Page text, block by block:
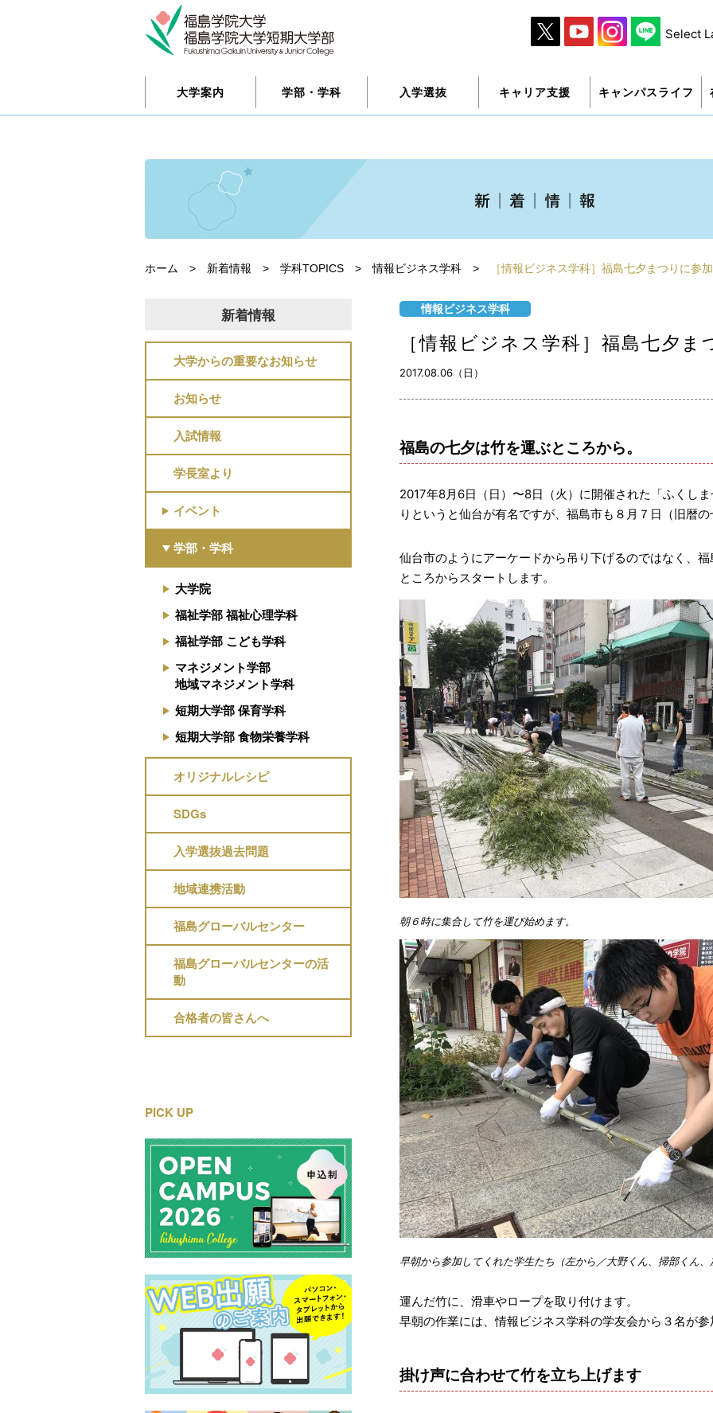
Select
大学案内 学部・学科 入学選抜 キャリア支援 キャンパスライフ
ホーム > 新着情報 > 学科TOPICS >情報ビジネス学科 > ［情報ビジネス学科］福島七夕まつりに参
新着情報
大学からの重要なお知らせ
お知らせ
入試情報
学長室より
イベント
学部・学科
大学院
福祉学部 福祉心理学科
福祉学部 こども学科
マネジメント学部
地域マネジメント学科
短期大学部 保育学科
短期大学部 食物栄養学科
オリジナルレシピ
SDGs
入学選抜過去問題
地域連携活動
福島グローバルセンター
福島グローバルセンターの活
動
合格者の皆さんへ
PICK UP
情報ビジネス学科
［情報ビジネス学科］福島七夕
2017.08.06（日）
福島の七夕は竹を運ぶところから。
2017年8月6日（日）〜8日（火）に開催された「ふくし
りというと仙台が有名ですが、福島市も８月７日（旧暦
仙台市のようにアーケードから吊り下げるのではなく、
ところからスタートします。
朝６時に集合して竹を運び始めます。
早朝から参加してくれた学生たち（左から／大野くん、掃部くん、
運んだ竹に、滑車やロープを取り付けます。
早朝の作業には、情報ビジネス学科の学友会から３名が
掛け声に合わせて竹を立ち上げます